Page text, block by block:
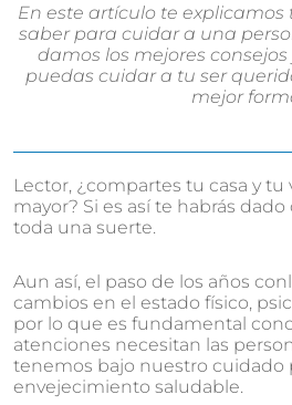
En este artículo te explicamos
saber para cuidar a una
damos los mejores
puedas cuidar a tu ser
mejor
Lector, ¿compartes tu casa y
mayor? Si es así te habrás
toda una suerte.
Aun así, el paso de los años
cambios en el estado físico,
por lo que es fundamental
atenciones necesitan las
tenemos bajo nuestro cuidado
envejecimiento saludable.